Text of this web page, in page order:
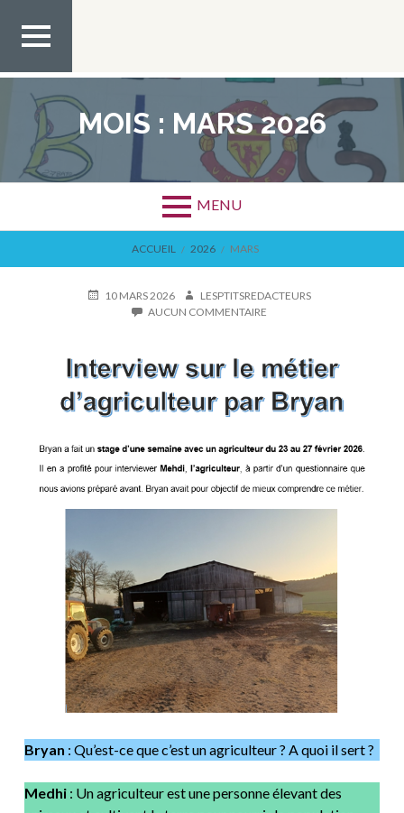
contenu
MEN
U TOP
MOIS : MARS 2026
MENU
D'ARIANE
ACCUEIL 2026 MARS
PUBLIÉ10 MARS 2026 AUTEUR
LESPTITSREDACTEURS
AUCUN COMMENTAIRE
Bryan : Qu’est-ce que c’est un agriculteur ? A quoi il sert ?
Medhi : Un agriculteur est une personne élevant des